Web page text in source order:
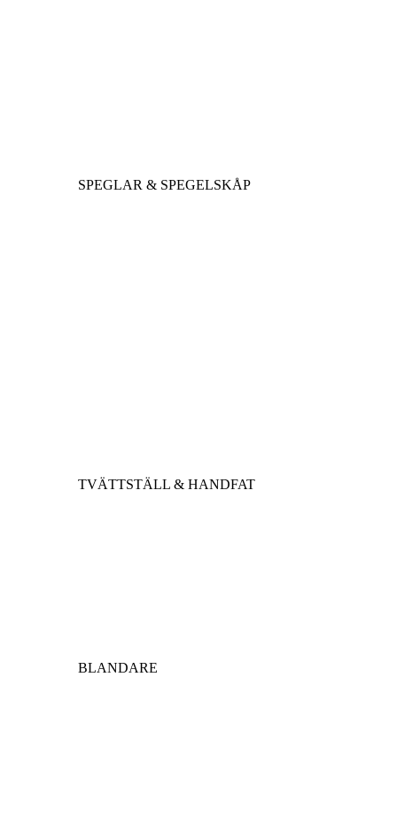
SPEGLAR & SPEGELSKÅP
TVÄTTSTÄLL & HANDFAT
BLANDARE